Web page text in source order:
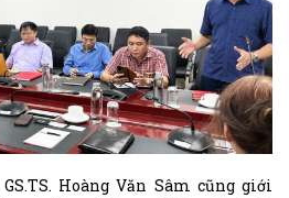
Hoàng Văn Sâm cũng giới